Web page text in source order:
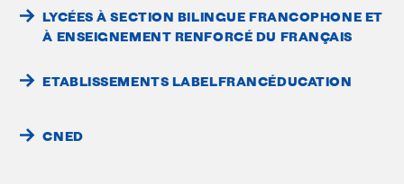
LYCÉES À SECTION BILINGUE FRANCOPHONE ET
À ENSEIGNEMENT RENFORCÉ DU FRANÇAIS
ETABLISSEMENTS LABELFRANCÉDUCATION
CNED